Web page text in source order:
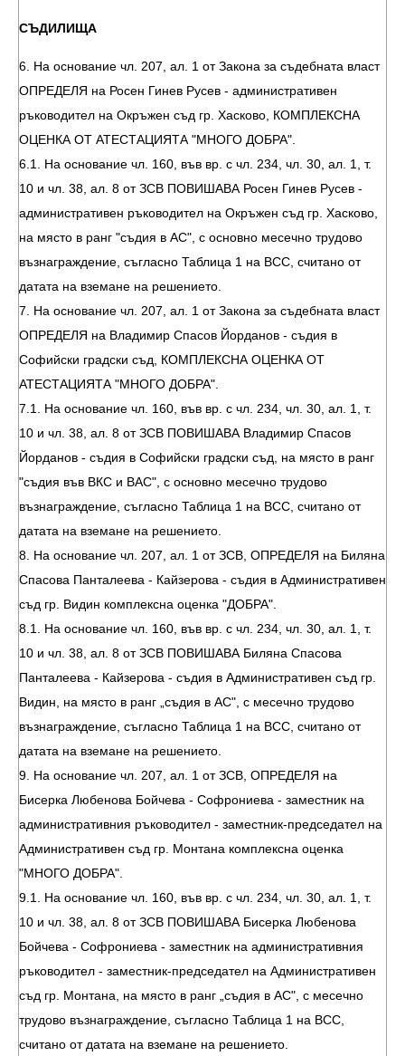
СЪДИЛИЩА
6. На основание чл. 207, ал. 1 от Закона за съдебната власт
ОПРЕДЕЛЯ на Росен Гинев Русев - административен
ръководител на Окръжен съд гр. Хасково, КОМПЛЕКСНА
ОЦЕНКА ОТ АТЕСТАЦИЯТА "МНОГО ДОБРА".
6.1. На основание чл. 160, във вр. с чл. 234, чл. 30, ал. 1, т.
10 и чл. 38, ал. 8 от ЗСВ ПОВИШАВА Росен Гинев Русев -
административен ръководител на Окръжен съд гр. Хасково,
на място в ранг "съдия в АС", с основно месечно трудово
възнаграждение, съгласно Таблица 1 на ВСС, считано от
датата на вземане на решението.
7. На основание чл. 207, ал. 1 от Закона за съдебната власт
ОПРЕДЕЛЯ на Владимир Спасов Йорданов - съдия в
Софийски градски съд, КОМПЛЕКСНА ОЦЕНКА ОТ
АТЕСТАЦИЯТА "МНОГО ДОБРА".
7.1. На основание чл. 160, във вр. с чл. 234, чл. 30, ал. 1, т.
10 и чл. 38, ал. 8 от ЗСВ ПОВИШАВА Владимир Спасов
Йорданов - съдия в Софийски градски съд, на място в ранг
"съдия във ВКС и ВАС", с основно месечно трудово
възнаграждение, съгласно Таблица 1 на ВСС, считано от
датата на вземане на решението.
8. На основание чл. 207, ал. 1 от ЗСВ, ОПРЕДЕЛЯ на Биляна
Спасова Панталеева - Кайзерова - съдия в Административен
съд гр. Видин комплексна оценка "ДОБРА".
8.1. На основание чл. 160, във вр. с чл. 234, чл. 30, ал. 1, т.
10 и чл. 38, ал. 8 от ЗСВ ПОВИШАВА Биляна Спасова
Панталеева - Кайзерова - съдия в Административен съд гр.
Видин, на място в ранг „съдия в АС", с месечно трудово
възнаграждение, съгласно Таблица 1 на ВСС, считано от
датата на вземане на решението.
9. На основание чл. 207, ал. 1 от ЗСВ, ОПРЕДЕЛЯ на
Бисерка Любенова Бойчева - Софрониева - заместник на
административния ръководител - заместник-председател на
Административен съд гр. Монтана комплексна оценка
"МНОГО ДОБРА".
9.1. На основание чл. 160, във вр. с чл. 234, чл. 30, ал. 1, т.
10 и чл. 38, ал. 8 от ЗСВ ПОВИШАВА Бисерка Любенова
Бойчева - Софрониева - заместник на административния
ръководител - заместник-председател на Административен
съд гр. Монтана, на място в ранг „съдия в АС", с месечно
трудово възнаграждение, съгласно Таблица 1 на ВСС,
считано от датата на вземане на решението.